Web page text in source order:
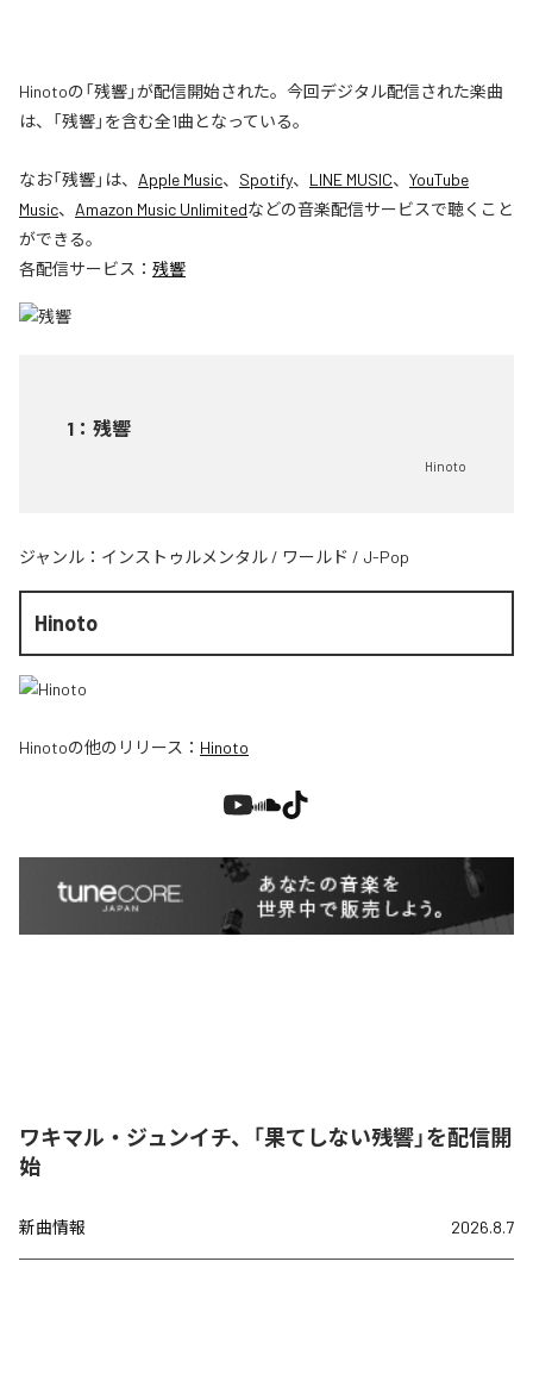
Hinotoの「残響」が配信開始された。今回デジタル配信された楽曲
は、「残響」を含む全1曲となっている。
なお「残響」は、 Apple Music、 Spotify、 LINE MUSIC、 YouTube
Music、 Amazon Music Unlimitedなどの音楽配信サービスで聴くこと
ができる。
各配信サービス： 残響
1 ： 残響
Hinoto
ジャンル： インストゥルメンタル / ワールド / J-Pop
Hinoto
Hinotoの他のリリース： Hinoto
ワキマル・ジュンイチ、「果てしない残響」を配信開
始
新曲情報 2026.8.7